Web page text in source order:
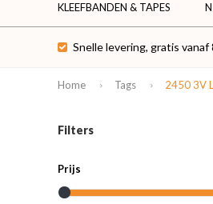
KLEEFBANDEN & TAPES
Snelle levering, gratis vanaf
Home Tags 2450 3V
Filters
Prijs